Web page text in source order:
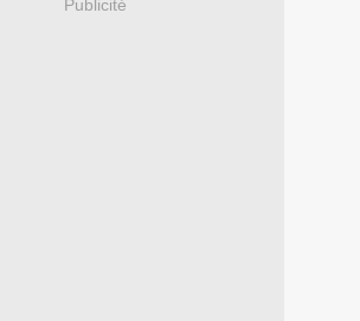
Publicité